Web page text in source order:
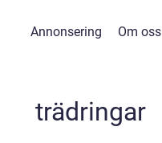
Annonsering Om oss
trädringar